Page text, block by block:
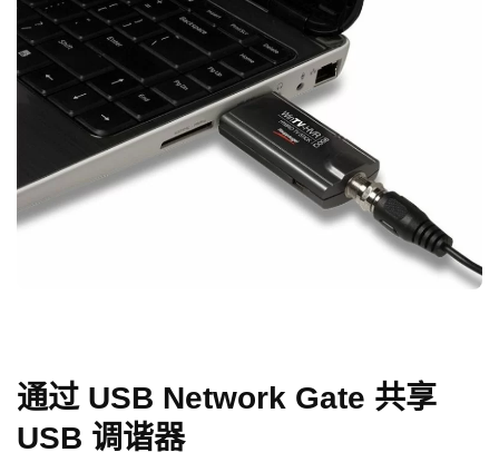
通过 USB Network Gate 共享
USB 调谐器